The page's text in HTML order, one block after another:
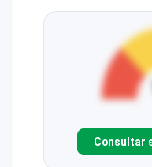
Consultar